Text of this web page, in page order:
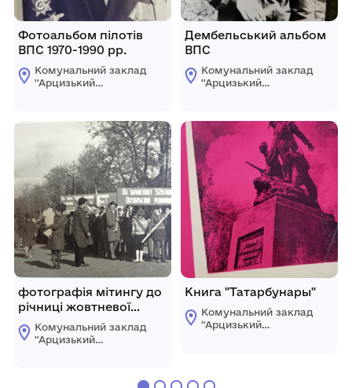
Фотоальбом пілотів
ВПС 1970-1990 рр.
Комунальний заклад
''Арцизький
Арцизької міської
фотографія мітингу до
річниці жовтневої
революції
Комунальний заклад
''Арцизький
Дембельський альбом
ВПС
Комунальний заклад
''Арцизький
Арцизької міської
ради
Книга "Татарбунары"
Комунальний заклад
''Арцизький